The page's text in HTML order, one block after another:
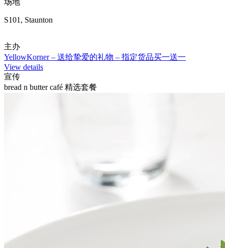
场地
S101, Staunton
主办
YellowKorner – 送给挚爱的礼物 – 指定货品买一送一
View details
宣传
bread n butter café 精选套餐